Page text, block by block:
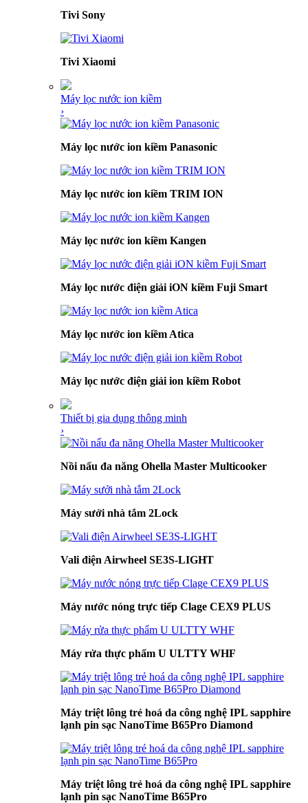
Tivi Sony
Tivi Xiaomi
Máy lọc nước ion kiềm
›
Máy lọc nước ion kiềm Panasonic
Máy lọc nước ion kiềm TRIM ION
Máy lọc nước ion kiềm Kangen
Máy lọc nước điện giải iON kiềm Fuji Smart
Máy lọc nước ion kiềm Atica
Máy lọc nước điện giải ion kiềm Robot
Thiết bị gia dụng thông minh
›
Nồi nấu đa năng Ohella Master Multicooker
Máy sưởi nhà tắm 2Lock
Vali điện Airwheel SE3S-LIGHT
Máy nước nóng trực tiếp Clage CEX9 PLUS
Máy rửa thực phẩm U ULTTY WHF
Máy triệt lông trẻ hoá da công nghệ IPL sapphire
lạnh pin sạc NanoTime B65Pro Diamond
Máy triệt lông trẻ hoá da công nghệ IPL sapphire
lạnh pin sạc NanoTime B65Pro